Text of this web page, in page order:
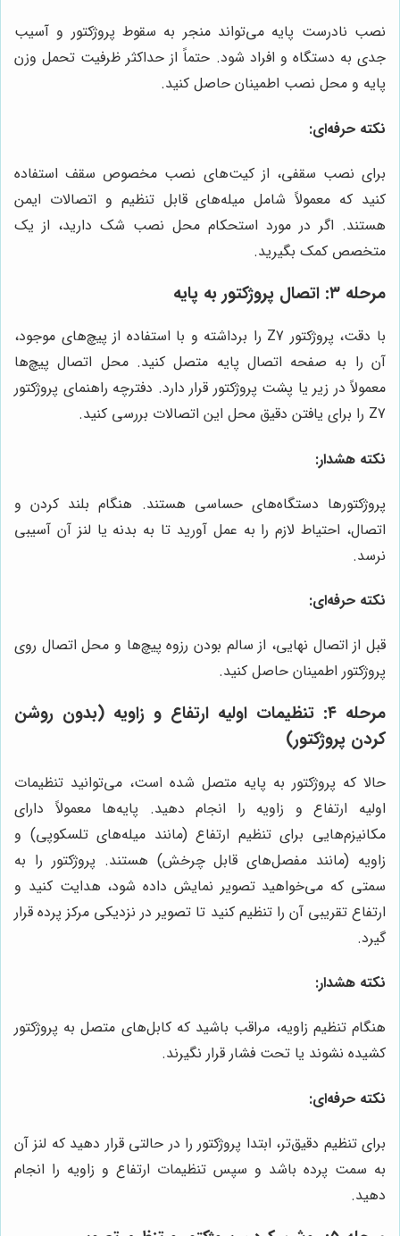
نصب نادرست پایه می‌تواند منجر به سقوط پروژکتور و آسیب
جدی به دستگاه و افراد شود. حتماً از حداکثر ظرفیت تحمل وزن
پایه و محل نصب اطمینان حاصل کنید.
نکته حرفه‌ای:
برای نصب سقفی، از کیت‌های نصب مخصوص سقف استفاده
کنید که معمولاً شامل میله‌های قابل تنظیم و اتصالات ایمن
هستند. اگر در مورد استحکام محل نصب شک دارید، از یک
متخصص کمک بگیرید.
مرحله ۳: اتصال پروژکتور به پایه
با دقت، پروژکتور Z7 را برداشته و با استفاده از پیچ‌های موجود،
آن را به صفحه اتصال پایه متصل کنید. محل اتصال پیچ‌ها
معمولاً در زیر یا پشت پروژکتور قرار دارد. دفترچه راهنمای پروژکتور
Z7 را برای یافتن دقیق محل این اتصالات بررسی کنید.
نکته هشدار:
پروژکتورها دستگاه‌های حساسی هستند. هنگام بلند کردن و
اتصال، احتیاط لازم را به عمل آورید تا به بدنه یا لنز آن آسیبی
نرسد.
نکته حرفه‌ای:
قبل از اتصال نهایی، از سالم بودن رزوه پیچ‌ها و محل اتصال روی
پروژکتور اطمینان حاصل کنید.
مرحله ۴: تنظیمات اولیه ارتفاع و زاویه (بدون روشن
کردن پروژکتور)
حالا که پروژکتور به پایه متصل شده است، می‌توانید تنظیمات
اولیه ارتفاع و زاویه را انجام دهید. پایه‌ها معمولاً دارای
مکانیزم‌هایی برای تنظیم ارتفاع (مانند میله‌های تلسکوپی) و
زاویه (مانند مفصل‌های قابل چرخش) هستند. پروژکتور را به
سمتی که می‌خواهید تصویر نمایش داده شود، هدایت کنید و
ارتفاع تقریبی آن را تنظیم کنید تا تصویر در نزدیکی مرکز پرده قرار
گیرد.
نکته هشدار:
هنگام تنظیم زاویه، مراقب باشید که کابل‌های متصل به پروژکتور
کشیده نشوند یا تحت فشار قرار نگیرند.
نکته حرفه‌ای:
برای تنظیم دقیق‌تر، ابتدا پروژکتور را در حالتی قرار دهید که لنز آن
به سمت پرده باشد و سپس تنظیمات ارتفاع و زاویه را انجام
دهید.